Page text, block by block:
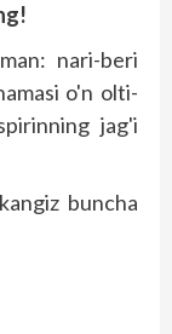
nari-beri
o'n olti-
jag'i
buncha